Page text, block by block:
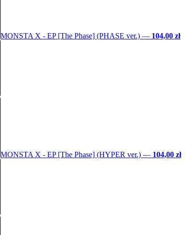
MONSTA X - EP [The Phase] (PHASE ver.) — 104,00 zł
MONSTA X - EP [The Phase] (HYPER ver.) — 104,00 zł